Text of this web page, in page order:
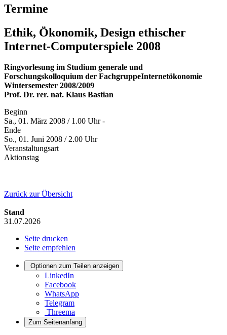
Termine
Ethik, Ökonomik, Design ethischer
Internet-Computerspiele 2008
Ringvorlesung im Studium generale und
Forschungskolloquium der FachgruppeInternetökonomie
Wintersemester 2008/2009
Prof. Dr. rer. nat. Klaus Bastian
Beginn
Sa., 01. März 2008 / 1.00 Uhr -
Ende
So., 01. Juni 2008 / 2.00 Uhr
Veranstaltungsart
Aktionstag
Zurück zur Übersicht
Stand
31.07.2026
Seite drucken
Seite empfehlen
Optionen zum Teilen anzeigen
LinkedIn
Facebook
WhatsApp
Telegram
Threema
Zum Seitenanfang